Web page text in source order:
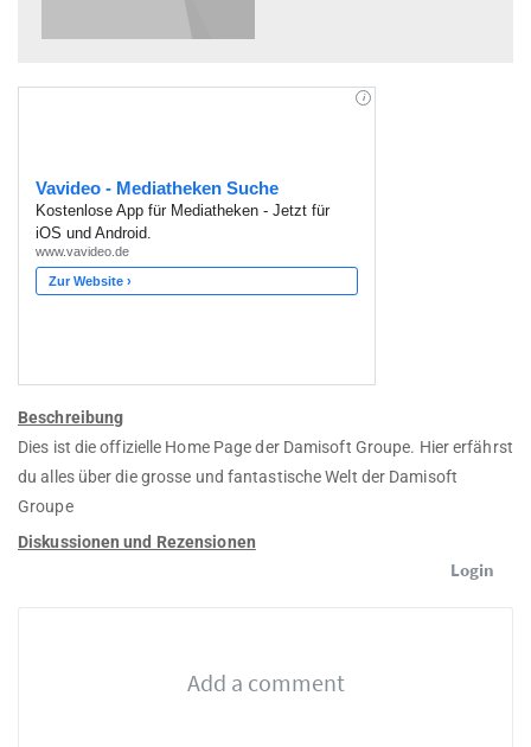
Beschreibung
Dies ist die offizielle Home Page der Damisoft Groupe. Hier erfährst
du alles über die grosse und fantastische Welt der Damisoft
Groupe
Diskussionen und Rezensionen
Login